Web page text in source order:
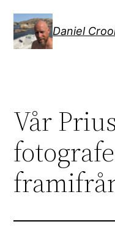
innehåll
Daniel
Vår